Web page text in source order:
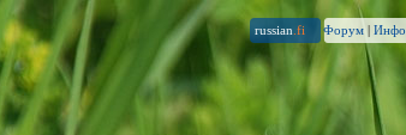
russian .fi Форум | Инфо